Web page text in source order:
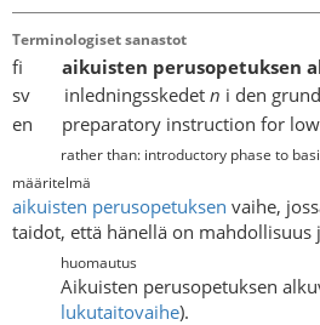
Terminologiset sanastot
fi aikuisten perusopetuksen
sv inledningsskedet n i den
en preparatory instruction for
rather than: introductory phase to
määritelmä
aikuisten perusopetuksen vaihe,
taidot, että hänellä on mahdollisuus
huomautus
Aikuisten perusopetuksen
lukutaitovaihe).